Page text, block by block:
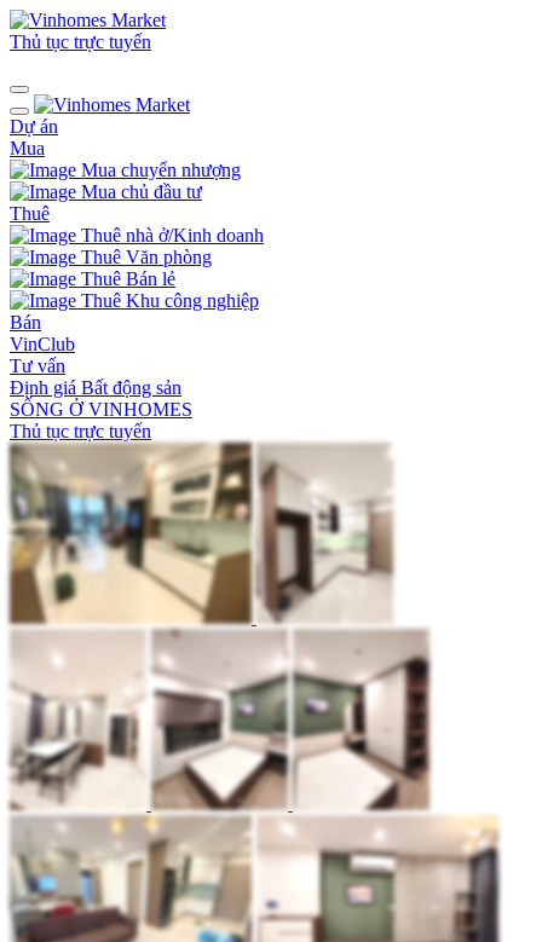
Thủ tục trực tuyến
Dự án
Mua
Mua chuyển nhượng
Mua chủ đầu tư
Thuê
Thuê nhà ở/Kinh doanh
Thuê Văn phòng
Thuê Bán lẻ
Thuê Khu công nghiệp
Bán
VinClub
Tư vấn
Định giá Bất động sản
SỐNG Ở VINHOMES
Thủ tục trực tuyến